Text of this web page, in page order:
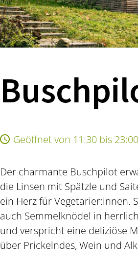
Geöffnet von 11:30 bis
Der charmante Buschpilot
die Linsen mit Spätzle und
ein Herz für Vegetarier:innen.
auch Semmelknödel in
und verspricht eine deliziöse
über Prickelndes, Wein und